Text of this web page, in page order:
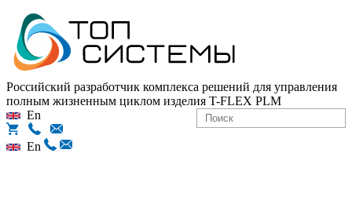
Российский разработчик комплекса решений для управления
полным жизненным циклом изделия T-FLEX PLM
En
En